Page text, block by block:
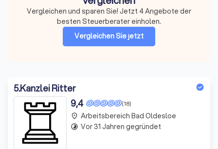
Vergleichen und sparen Sie! Jetzt 4 Angebote der
besten Steuerberater einholen.
Vergleichen Sie jetzt
5.Kanzlei Ritter
(18)
9,4
place Arbeitsbereich Bad Oldesloe
timelapse Vor 31 Jahren gegründet